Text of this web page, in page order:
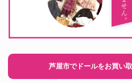
芦屋市でドールをお買い